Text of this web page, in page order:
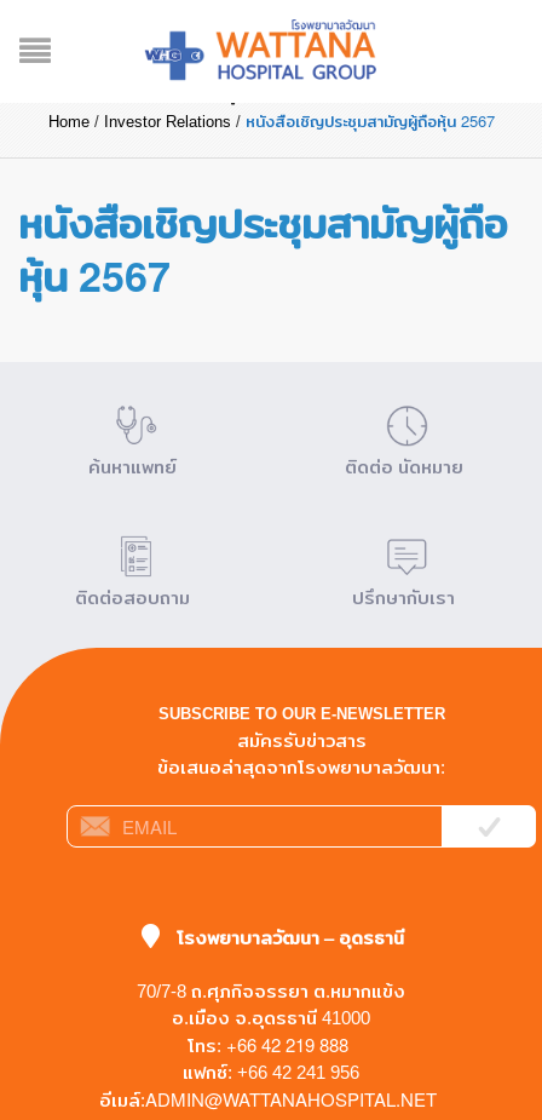
หนังสือเชิญประชุมสามัญผู้ถือ
หุ้น 2567
Home / Investor Relations / หนังสือเชิญประชุมสามัญผู้ถือหุ้น 2567
หนังสือเชิญประชุมสามัญผู้ถือ
หุ้น 2567
ค้นหาแพทย์ ติดต่อ นัดหมาย
ติดต่อสอบถาม ปรึกษากับเรา
SUBSCRIBE TO OUR E-NEWSLETTER
สมัครรับข่าวสาร
ข้อเสนอล่าสุดจากโรงพยาบาลวัฒนา:
โรงพยาบาลวัฒนา – อุดรธานี
70/7-8 ถ.ศุภกิจจรรยา ต.หมากแข้ง
อ.เมือง จ.อุดรธานี 41000
โทร: +66 42 219 888
แฟกซ์: +66 42 241 956
อีเมล์:ADMIN@WATTANAHOSPITAL.NET